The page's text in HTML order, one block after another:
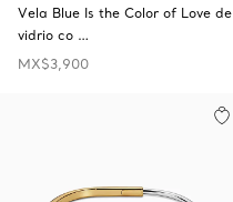
Vela Blue Is the Color of Love de
vidrio co …
MX$3,900